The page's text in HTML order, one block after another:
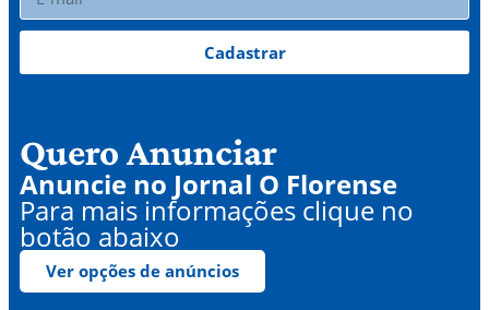
Cadastrar
Quero Anunciar
Anuncie no Jornal O Florense
Para mais informações clique no
botão abaixo
Ver opções de anúncios